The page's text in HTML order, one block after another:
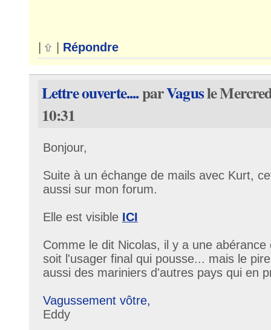
Répondre
Lettre ouverte....parVagusle
10:31
Bonjour,
Suite à un échange de mails avec Kurt,
aussi sur mon forum.
Elle est visible ICI
Comme le dit Nicolas, il y a une
soit l'usager final qui pousse... mais le
aussi des mariniers d'autres pays qui en
Vagussement vôtre,
Eddy